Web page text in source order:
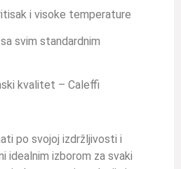
i visoke temperature
svim standardnim
kvalitet – Caleffi
po svojoj izdržljivosti i
idealnim izborom za svaki